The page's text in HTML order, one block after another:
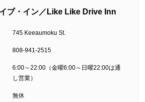
ブ・イン／Like Like Drive Inn
745 Keeaumoku St.
808-941-2515
6:00～22:00（金曜6:00～日曜22:00は通
し営業）
無休